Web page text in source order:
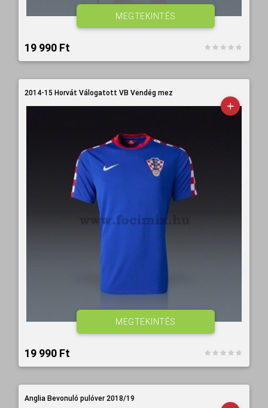
19 990 Ft‎
MEGTEKINTÉS
2014-15 Horvát Válogatott VB Vendég mez
19 990 Ft‎
MEGTEKINTÉS
Anglia Bevonuló pulóver 2018/19